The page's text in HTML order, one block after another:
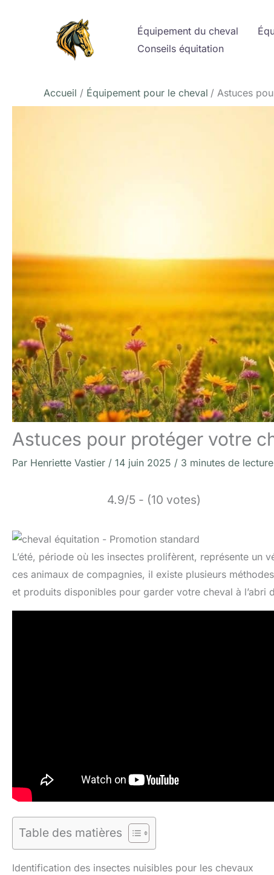
Équipement du cheval
Conseils équitation
Accueil Équipement pour le cheval Astuces
Astuces pour protéger votre
Par Henriette Vastier / 14 juin 2025 / 3 minutes de lecture
4.9/5 - (10 votes)
L’été, période où les insectes prolifèrent, représente
ces animaux de compagnies, il existe plusieurs
et produits disponibles pour garder votre cheval à l’abri
Table des matières
Identification des insectes nuisibles pour les chevaux